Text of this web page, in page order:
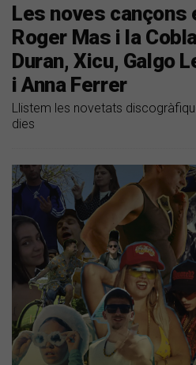
Les noves cançons
Roger Mas i la
Duran, Xicu, Galgo
i Anna Ferrer
Llistem les novetats
dies